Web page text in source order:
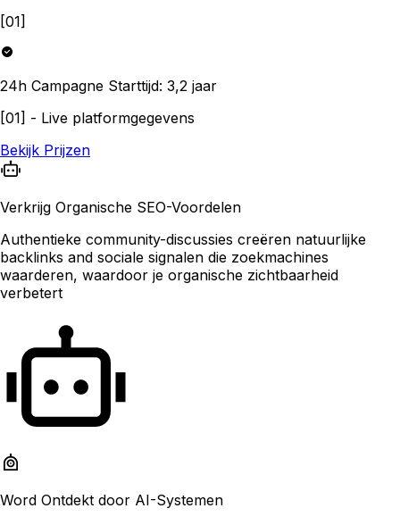
[01]
24h Campagne Starttijd: 3,2 jaar
[01] - Live platformgegevens
Bekijk Prijzen
Verkrijg Organische SEO-Voordelen
Authentieke community-discussies creëren natuurlijke
backlinks and sociale signalen die zoekmachines
waarderen, waardoor je organische zichtbaarheid
verbetert
Word Ontdekt door AI-Systemen